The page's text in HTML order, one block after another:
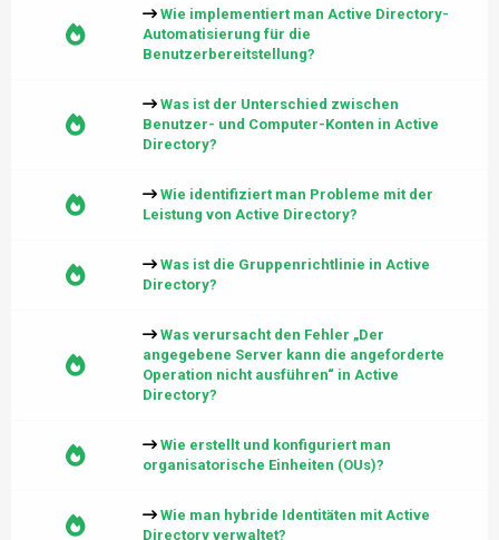
Wie implementiert man Active Directory-
Automatisierung für die
Benutzerbereitstellung?
Was ist der Unterschied zwischen
Benutzer- und Computer-Konten in Active
Directory?
Wie identifiziert man Probleme mit der
Leistung von Active Directory?
Was ist die Gruppenrichtlinie in Active
Directory?
Was verursacht den Fehler „Der
angegebene Server kann die angeforderte
Operation nicht ausführen“ in Active
Directory?
Wie erstellt und konfiguriert man
organisatorische Einheiten (OUs)?
Wie man hybride Identitäten mit Active
Directory verwaltet?